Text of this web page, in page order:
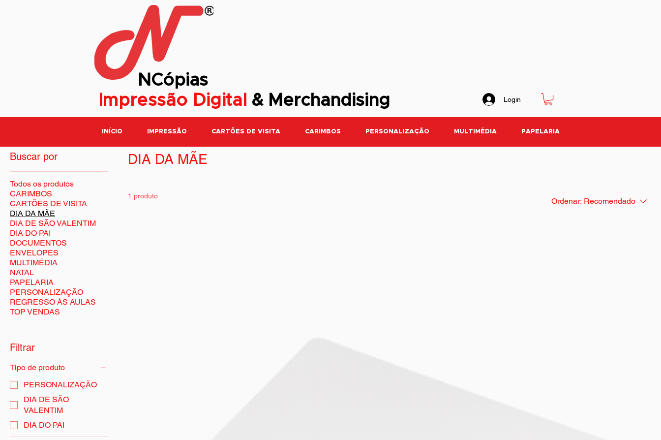
NCópias
Impressão Digital & Merchandising Login
Buscar por
Todos os produtos
CARIMBOS
CARTÕES DE VISITA
DIA DA MÃE
DIA DE SÃO VALENTIM
DIA DO PAI
DOCUMENTOS
ENVELOPES
MULTIMÉDIA
NATAL
PAPELARIA
PERSONALIZAÇÃO
REGRESSO ÀS AULAS
TOP VENDAS
Filtrar
Tipo de produto
PERSONALIZAÇÃO
DIA DE SÃO
VALENTIM
DIA DO PAI
DIA DA MÃE
1 produto
Ordenar: Recomendado
INÍCIO IMPRESSÃO CARTÕES DE VISITA CARIMBOS PERSONALIZAÇÃO MULTIMÉDIA PAPELARIA